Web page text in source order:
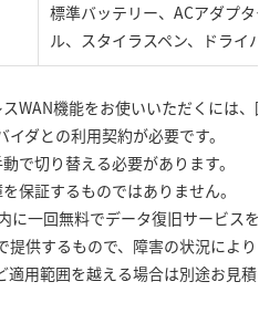
標準バッテリー、ACアダプター
ル、スタイラスペン、ドライバ
機能をお使いいただくには、回
ダとの利用契約が必要です。
切り替える必要があります。
証するものではありません。
一回無料でデータ復旧サービスをご
提供するもので、障害の状況により
適用範囲を越える場合は別途お見積り